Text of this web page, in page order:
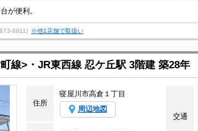
が便利。
8811) ※他1店舗で取扱い
線>・JR東西線 忍ケ丘駅 3階建 築28年
住所
寝屋川市高倉１丁目
周辺地図
交通